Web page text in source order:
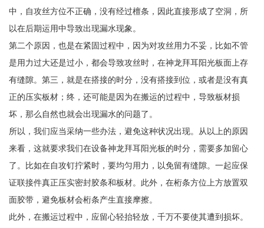
中，自攻丝方位不正确，没有经过檀条，因此直接形成了空洞，所
以在后期运用中导致出现漏水现象。
第二个原因，也是在紧固过程中，因为对攻丝用力不妥，比如不管
是用力过大还是过小，都会导致攻丝时，在神龙拜耳阳光板面上存
有缝隙。第三，就是在搭接的时分，没有搭接到位，或者是没有真
正的压实板材；终，还可能是因为在搬运的过程中，导致板材损
坏，那么自然也就会出现漏水的问题了。
所以，我们应当采纳一些办法，避免这种状况出现。从以上的原因
来看，这就要求我们在设备神龙拜耳阳光板的时分，需要多加留心
了。比如在自攻钉拧紧时，要均匀用力，以免留有缝隙。一起应保
证联接件真正压实密封胶条和板材。此外，在桁条方位上方放置双
面胶带，避免板材会桁条产生直接摩擦。
此外，在搬运过程中，应留心轻抬轻放，千万不要使其遭到损坏。